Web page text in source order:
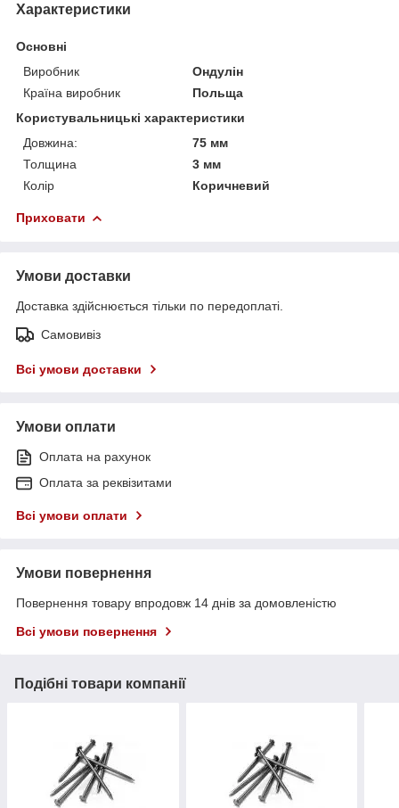
Характеристики
Основні
Виробник
Ондулін
Країна виробник
Польща
Користувальницькі характеристики
Довжина:
75 мм
Толщина
3 мм
Колір
Коричневий
Приховати
Умови доставки
Доставка здійснюється тільки по передоплаті.
Самовивіз
Всі умови доставки
Умови оплати
Оплата на рахунок
Оплата за реквізитами
Всі умови оплати
Умови повернення
Повернення товару впродовж 14 днів за домовленістю
Всі умови повернення
Подібні товари компанії